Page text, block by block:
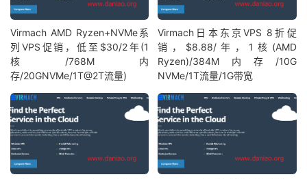
Virmach AMD Ryzen+NVMe系
列VPS促销，低至$30/2年(1
核/768M内
存/20GNVMe/1T@2T流量)
Virmach日本东京VPS 8折促
销，$8.88/年，1核(AMD
Ryzen)/384M内存/10G
NVMe/1T流量/1G带宽